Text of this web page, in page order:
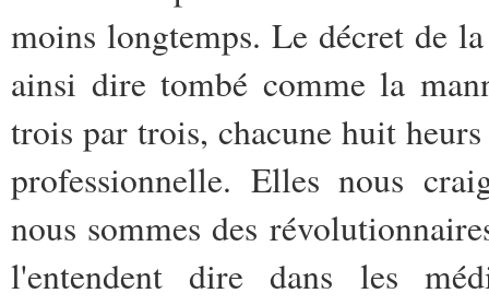
moins longtemps. Le décret de
ainsi dire tombé comme la
trois par trois, chacune huit
professionnelle. Elles nous
nous sommes des
l'entendent dire dans les